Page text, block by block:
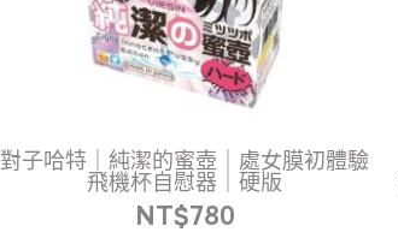
對子哈特｜純潔的蜜壺｜處女膜初體驗
飛機杯自慰器｜硬版
NT$780